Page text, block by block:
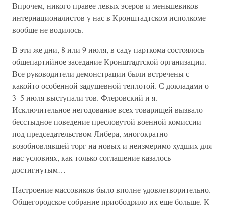
Впрочем, никого правее левых эсеров и меньшевиков-
интернационалистов у нас в Кронштадтском исполкоме
вообще не водилось.
В эти же дни, 8 или 9 июля, в саду парткома состоялось
общепартийное заседание Кронштадтской организации.
Все руководители демонстрации были встречены с
какойто особенной задушевной теплотой. С докладами о
3–5 июля выступали тов. Флеровский и я.
Исключительное негодование всех товарищей вызвало
бесстыдное поведение пресловутой военной комиссии
под председательством Либера, многократно
возобновлявшей торг на новых и неизмеримо худших для
нас условиях, как только соглашение казалось
достигнутым…
Настроение массовиков было вполне удовлетворительно.
Общегородское собрание приободрило их еще больше. К